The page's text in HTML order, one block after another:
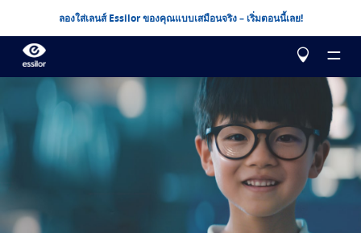
ลองใส่เลนส์ Essilor ของคุณแบบเสมือนจริง – เริ่มตอนนี้เลย!
ผู้เชี่ยวชาญเอสซีลอร์
ผลิตภัณฑ์ของเรา